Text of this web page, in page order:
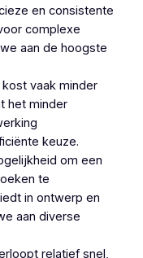
en consistente
complexe
aan de hoogste
vaak minder
het minder
keuze.
om een
te
in ontwerp en
aan diverse
relatief snel,